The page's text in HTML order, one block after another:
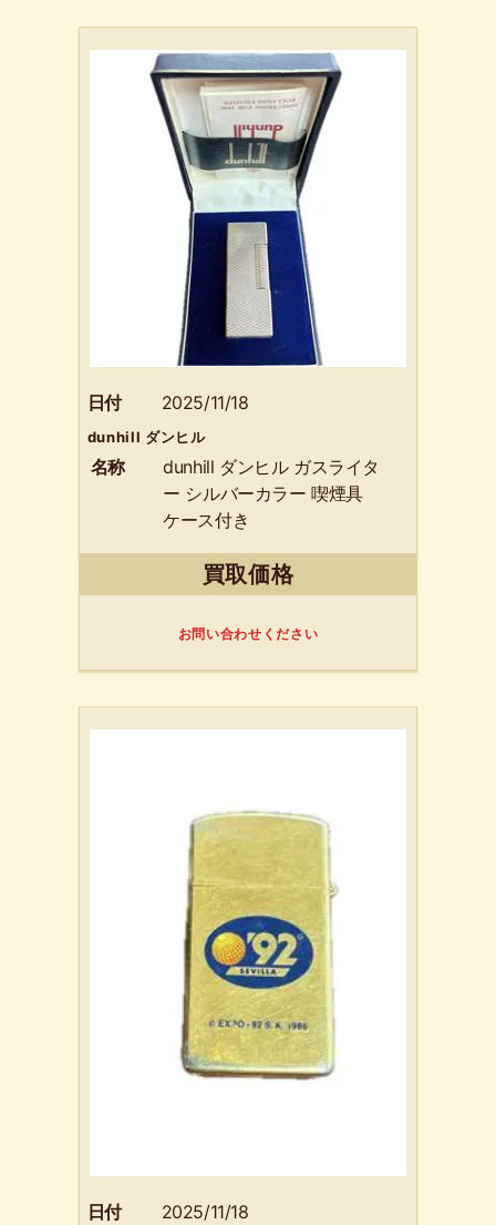
日付 2025/11/18
dunhill ダンヒル
名称
dunhill ダンヒル ガスライタ
ー シルバーカラー 喫煙具
ケース付き
買取価格
お問い合わせください
日付 2025/11/18